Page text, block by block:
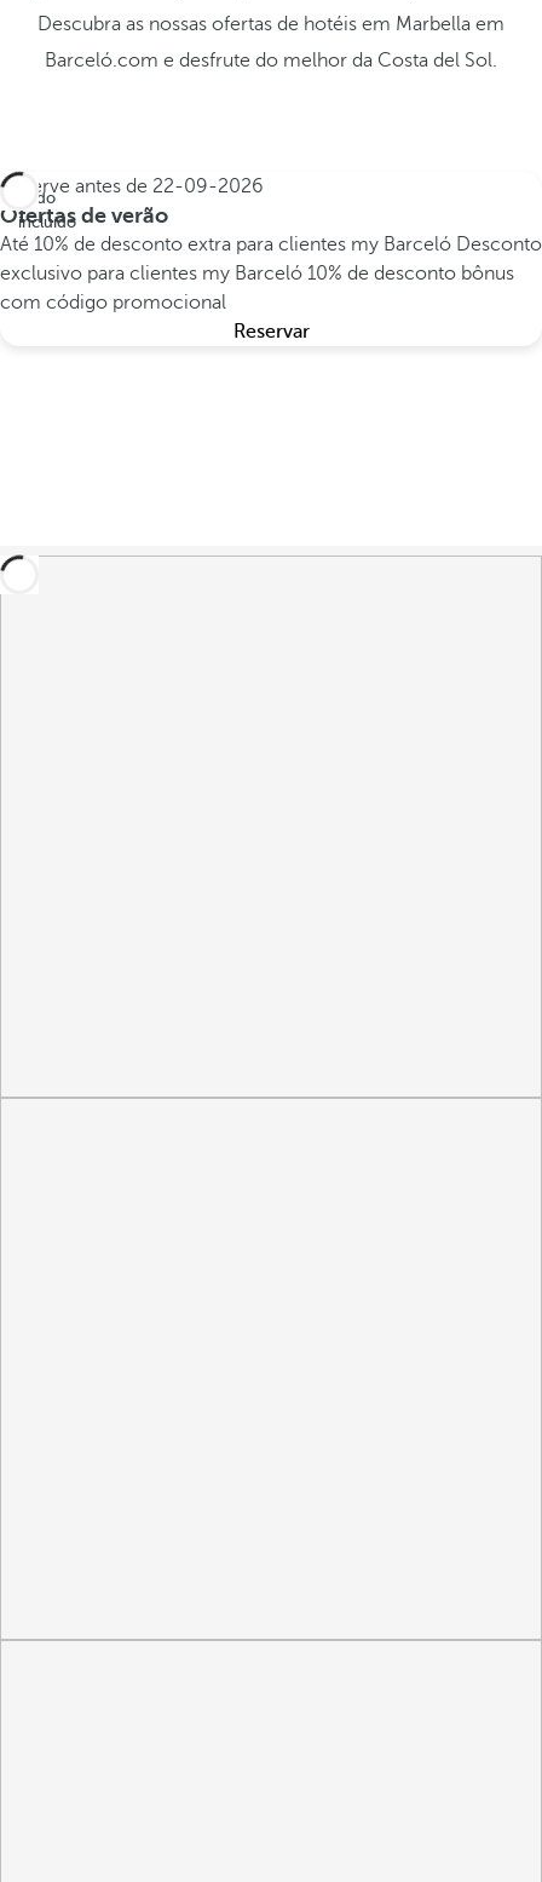
Descubra as nossas ofertas de hotéis em Marbella em
Barceló.com e desfrute do melhor da Costa del Sol.
Tudo
incluído
Reserve antes de 22-09-2026
Ofertas de verão
Até 10% de desconto extra para clientes my Barceló Desconto
exclusivo para clientes my Barceló 10% de desconto bônus
com código promocional
Reservar